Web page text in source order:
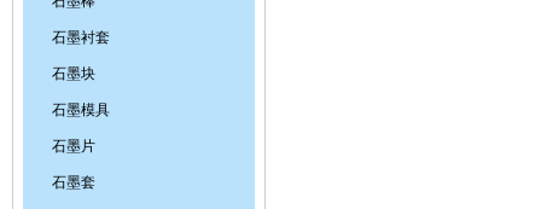
石墨衬套
石墨块
石墨模具
石墨片
石墨套